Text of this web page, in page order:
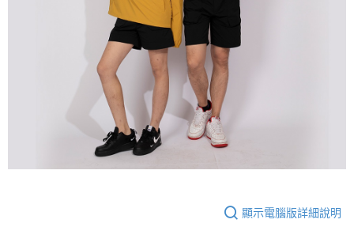
顯示電腦版詳細說明